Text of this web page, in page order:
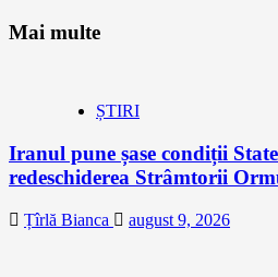
Mai multe
ȘTIRI
Iranul pune șase condiții
redeschiderea Strâmtorii
Țîrlă Bianca august 9, 2026